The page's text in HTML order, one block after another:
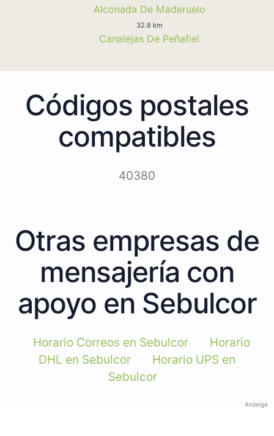
Alconada De Maderuelo
32.8 km
Canalejas De Peñafiel
Códigos postales
compatibles
40380
Otras empresas de
mensajería con
apoyo en Sebulcor
Horario Correos en Sebulcor
Horario
DHL en Sebulcor
Horario UPS en
Sebulcor
Anzeige